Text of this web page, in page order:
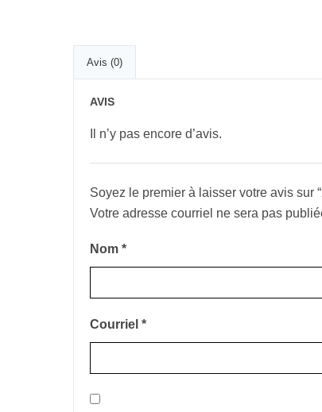
Avis (0)
AVIS
Il n’y pas encore d’avis.
Soyez le premier à laisser votre avis sur
Votre adresse courriel ne sera pas
Nom *
Courriel *